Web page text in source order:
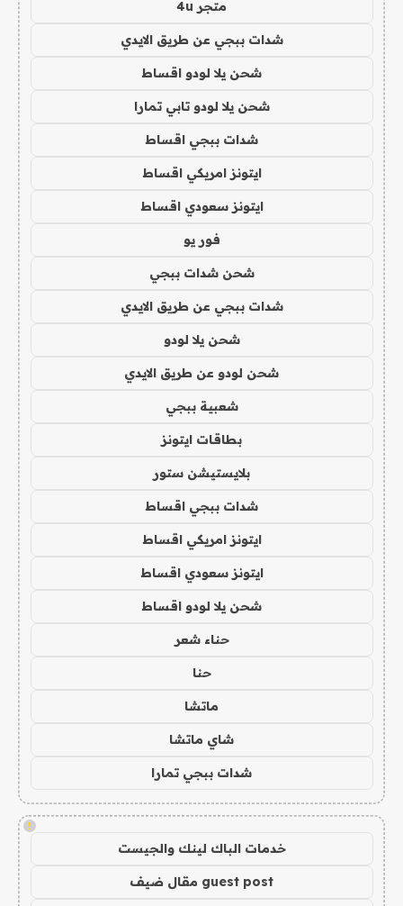
متجر 4u
شدات ببجي عن طريق الايدي
شحن يلا لودو اقساط
شحن يلا لودو تابي تمارا
شدات ببجي اقساط
ايتونز امريكي اقساط
ايتونز سعودي اقساط
فور يو
شحن شدات ببجي
شدات ببجي عن طريق الايدي
شحن يلا لودو
شحن لودو عن طريق الايدي
شعبية ببجي
بطاقات ايتونز
بلايستيشن ستور
شدات ببجي اقساط
ايتونز امريكي اقساط
ايتونز سعودي اقساط
شحن يلا لودو اقساط
حناء شعر
حنا
ماتشا
شاي ماتشا
شدات ببجي تمارا
!
خدمات الباك لينك والجيست
guest post مقال ضيف